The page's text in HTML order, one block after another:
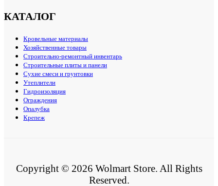
КАТАЛОГ
Кровельные материалы
Хозяйственные товары
Строительно-ремонтный инвентарь
Строительные плиты и панели
Сухие смеси и грунтовки
Утеплители
Гидроизоляция
Ограждения
Опалубка
Крепеж
Copyright © 2026 Wolmart Store. All Rights
Reserved.